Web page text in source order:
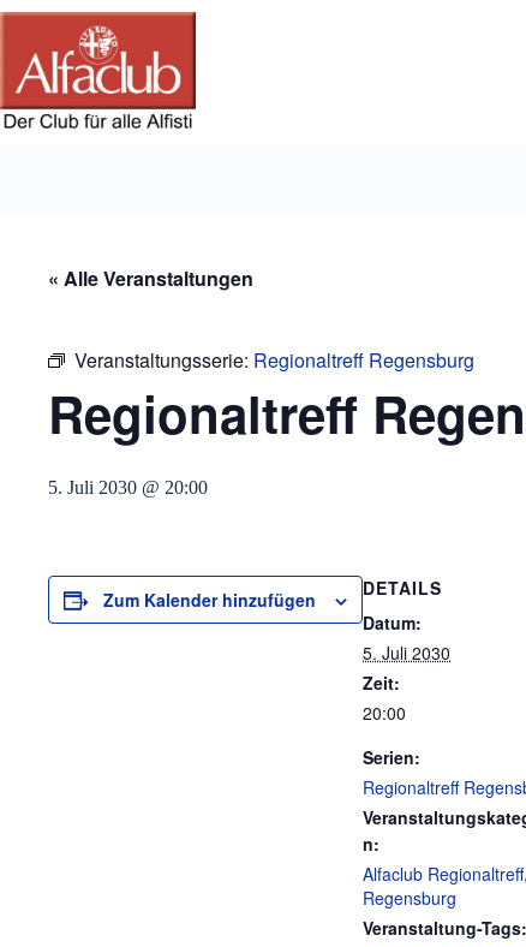
Zum
springen
« Alle Veranstaltungen
Veranstaltungsserie: Regionaltreff Regensburg
Regionaltreff
5. Juli 2030 @ 20:00
Zum Kalender hinzufügen
DETAILS
Datum:
5. Juli 2030
Zeit:
20:00
Serien:
Regionaltreff
n:
Alfaclub Regionaltreff,
Regensburg
Veranstaltung-Tags: